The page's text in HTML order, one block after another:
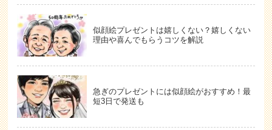
似顔絵プレゼントは嬉しくない？嬉しくない
理由や喜んでもらうコツを解説
急ぎのプレゼントには似顔絵がおすすめ！最
短3日で発送も